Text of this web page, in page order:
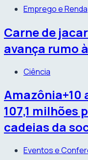
Emprego e Renda
Carne de
avança rumo
Ciência
Amazônia+10
107,1 milhões
cadeias da
Eventos e